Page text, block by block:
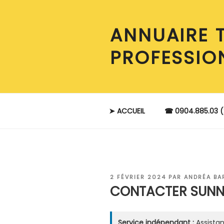
ANNUAIRE
➤ ACCUEIL ☎
PUBLIÉ
LE
2 FÉVRIER 2024 PAR ANDRÉA
CONTACTER